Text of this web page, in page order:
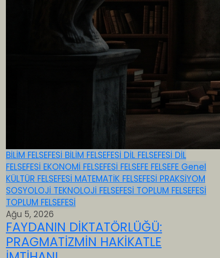
BİLİM FELSEFESİ BİLİM FELSEFESİ DİL FELSEFESİ DİL
FELSEFESİ EKONOMİ FELSEFESİ FELSEFE FELSEFE Genel
KÜLTÜR FELSEFESİ MATEMATİK FELSEFESİ PRAKSİYOM
SOSYOLOJİ TEKNOLOJİ FELSEFESİ TOPLUM FELSEFESİ
TOPLUM FELSEFESİ
Ağu 5, 2026
FAYDANIN DİKTATÖRLÜĞÜ:
PRAGMATİZMİN HAKİKATLE